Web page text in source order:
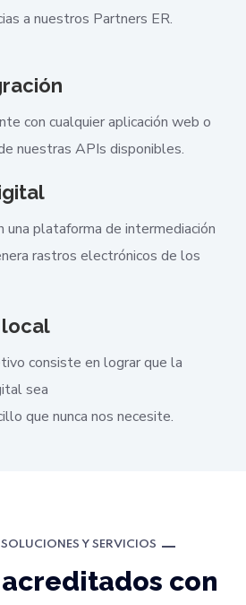
a nuestros Partners ER.
con cualquier aplicación web o
nuestras APIs disponibles.
una plataforma de intermediación
rastros electrónicos de los
consiste en lograr que la
sea
que nunca nos necesite.
SOLUCIONES Y SERVICIOS
con